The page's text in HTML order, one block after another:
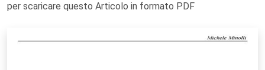
per scaricare questo Articolo in formato PDF